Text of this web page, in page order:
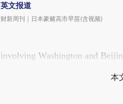
英文报道
财新周刊｜日本豪赌高市早苗(含视频)
involving Washington and
本